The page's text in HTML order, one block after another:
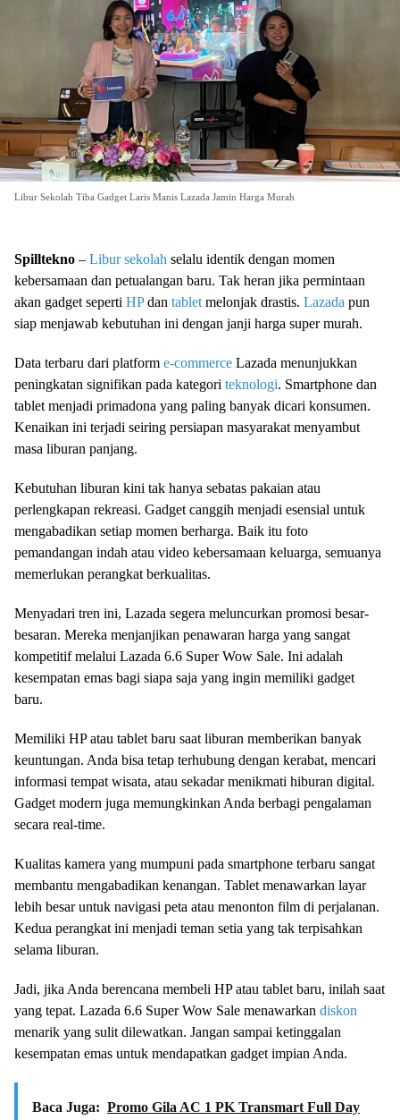
Libur Sekolah Tiba Gadget Laris Manis Lazada Jamin Harga Murah
Spilltekno – Libur sekolah selalu identik dengan momen
kebersamaan dan petualangan baru. Tak heran jika permintaan
akan gadget seperti HPdan tablet melonjak drastis. Lazada pun
siap menjawab kebutuhan ini dengan janji harga super murah.
Data terbaru dari platform e-commerce Lazada menunjukkan
peningkatan signifikan pada kategori teknologi. Smartphone dan
tablet menjadi primadona yang paling banyak dicari konsumen.
Kenaikan ini terjadi seiring persiapan masyarakat menyambut
masa liburan panjang.
Kebutuhan liburan kini tak hanya sebatas pakaian atau
perlengkapan rekreasi. Gadget canggih menjadi esensial untuk
mengabadikan setiap momen berharga. Baik itu foto
pemandangan indah atau video kebersamaan keluarga, semuanya
memerlukan perangkat berkualitas.
Menyadari tren ini, Lazada segera meluncurkan promosi besar-
besaran. Mereka menjanjikan penawaran harga yang sangat
kompetitif melalui Lazada 6.6 Super Wow Sale. Ini adalah
kesempatan emas bagi siapa saja yang ingin memiliki gadget
baru.
Memiliki HP atau tablet baru saat liburan memberikan banyak
keuntungan. Anda bisa tetap terhubung dengan kerabat, mencari
informasi tempat wisata, atau sekadar menikmati hiburan digital.
Gadget modern juga memungkinkan Anda berbagi pengalaman
secara real-time.
Kualitas kamera yang mumpuni pada smartphone terbaru sangat
membantu mengabadikan kenangan. Tablet menawarkan layar
lebih besar untuk navigasi peta atau menonton film di perjalanan.
Kedua perangkat ini menjadi teman setia yang tak terpisahkan
selama liburan.
Jadi, jika Anda berencana membeli HP atau tablet baru, inilah saat
yang tepat. Lazada 6.6 Super Wow Sale menawarkan diskon
menarik yang sulit dilewatkan. Jangan sampai ketinggalan
kesempatan emas untuk mendapatkan gadget impian Anda.
Baca Juga: Promo Gila AC 1 PK Transmart Full Day